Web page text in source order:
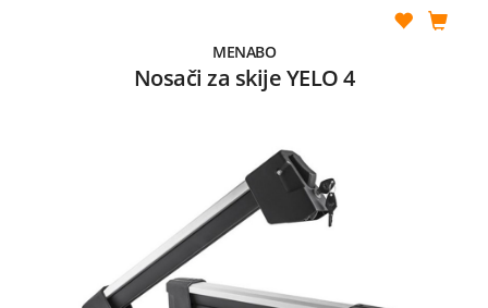
MENABO
Nosači za skije YELO 4